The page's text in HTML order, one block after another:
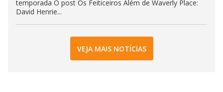
temporada O post Os Feiticeiros Além de Waverly Place:
David Henrie...
VEJA MAIS NOTÍCIAS